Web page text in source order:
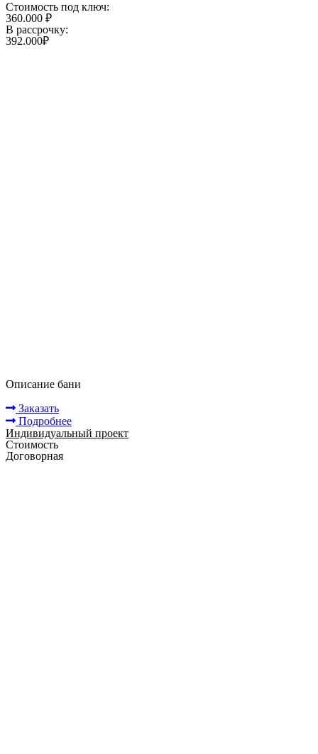
Стоимость под ключ:
360.000 ₽
В рассрочку:
392.000₽
Описание бани
Заказать
Подробнее
Индивидуальный проект
Стоимость
Договорная